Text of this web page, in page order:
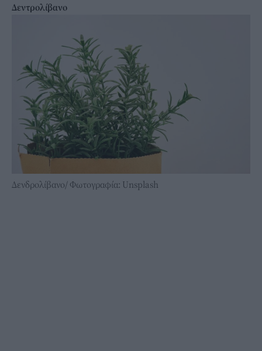
Δεντρολίβανο
Δενδρολίβανο/ Φωτογραφία: Unsplash